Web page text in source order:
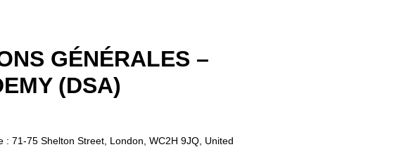
GÉNÉRALES –
(DSA)
: 71-75 Shelton Street, London, WC2H 9JQ, United